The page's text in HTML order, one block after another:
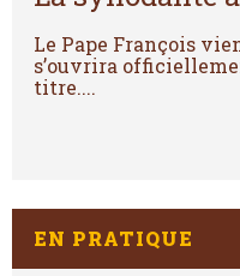
Le Pape François
s’ouvrira
titre....
EN PRATIQUE